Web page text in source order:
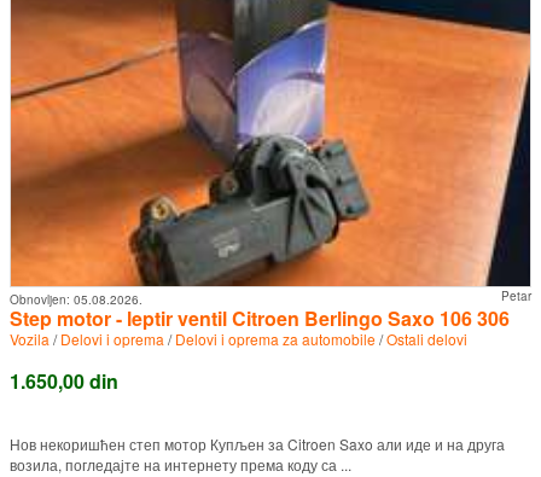
Petar
Obnovljen: 05.08.2026.
Step motor - leptir ventil Citroen Berlingo Saxo 106 306
Vozila /Delovi i oprema /Delovi i oprema za automobile/Ostali delovi
1.650,00 din
Нов некоришћен степ мотор Купљен за Citroen Saxo али иде и на друга
возила, погледајте на интернету према коду са ...